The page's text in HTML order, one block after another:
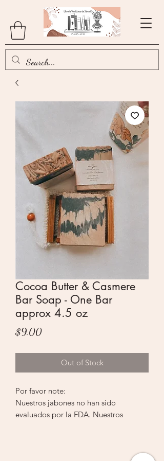
Cocoa Butter & Casmere
Bar Soap - One Bar
approx 4.5 oz
$9.00Price
Out of Stock
Por favor note:
Nuestros jabones no han sido
evaluados por la FDA. Nuestros